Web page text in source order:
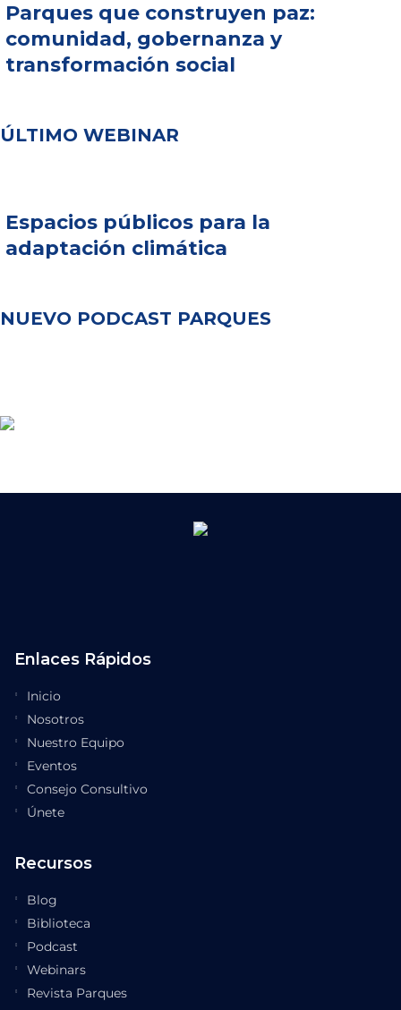
Parques que construyen paz:
comunidad, gobernanza y
transformación social
ÚLTIMO WEBINAR
Espacios públicos para la
adaptación climática
NUEVO PODCAST PARQUES
Enlaces Rápidos
Inicio
Nosotros
Nuestro Equipo
Eventos
Consejo Consultivo
Únete
Recursos
Blog
Biblioteca
Podcast
Webinars
Revista Parques